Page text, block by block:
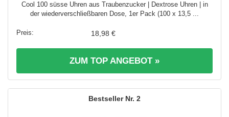
Cool 100 süsse Uhren aus Traubenzucker | Dextrose Uhren | in
der wiederverschließbaren Dose, 1er Pack (100 x 13,5 ...
18,98 €
ZUM TOP ANGEBOT »
2